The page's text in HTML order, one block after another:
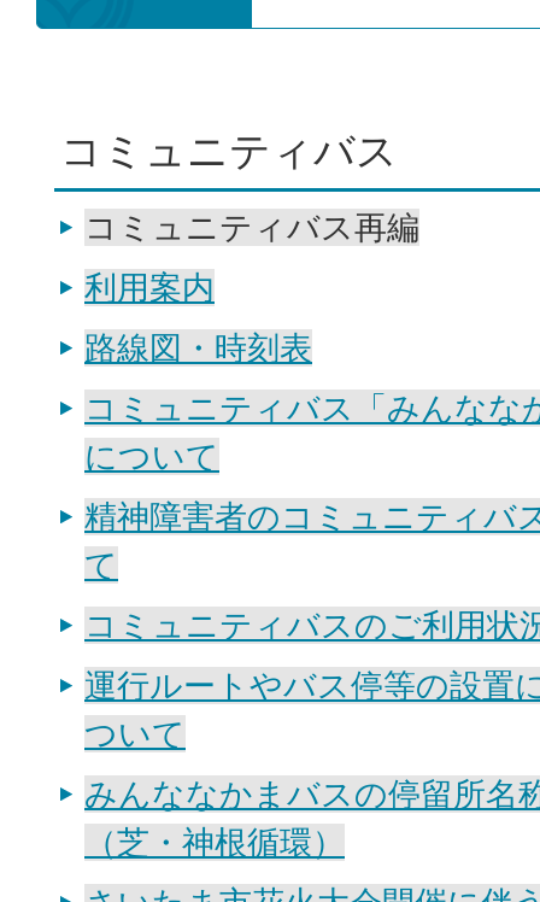
コミュニティバス
コミュニティバス再編
利用案内
路線図・時刻表
コミュニティバス「みんなな
について
精神障害者のコミュニティバ
て
コミュニティバスのご利用状
運行ルートやバス停等の設置
ついて
みんななかまバスの停留所名
（芝・神根循環）